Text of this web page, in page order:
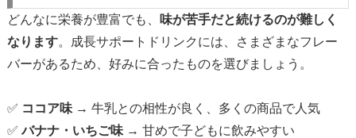
どんなに栄養が豊富でも、
味が苦手だと続けるのが難しく
なります。成長サポートドリンクには、さまざまなフレー
バーがあるため、好みに合ったものを選びましょう。
✅ ココア味 → 牛乳との相性が良く、多くの商品で人気
✅バナナ・いちご味 → 甘めで子どもに飲みやすい